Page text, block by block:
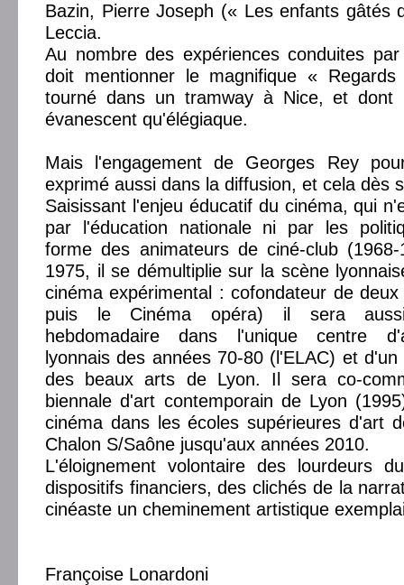
Bazin, Pierre Joseph (« Les enfants gâtés
Leccia.
Au nombre des expériences conduites
doit mentionner le magnifique «
tourné dans un tramway à Nice, et dont
évanescent qu'élégiaque.
Mais l'engagement de Georges Rey
exprimé aussi dans la diffusion, et cela dès
Saisissant l'enjeu éducatif du cinéma, qui
par l'éducation nationale ni par les
forme des animateurs de ciné-club
1975, il se démultiplie sur la scène
cinéma expérimental : cofondateur de
puis le Cinéma opéra) il sera aussi
hebdomadaire dans l'unique centre
lyonnais des années 70-80 (l'ELAC) et
des beaux arts de Lyon. Il sera co-
biennale d'art contemporain de Lyon
cinéma dans les écoles supérieures d'art
Chalon S/Saône jusqu'aux années 2010.
L'éloignement volontaire des lourdeurs
dispositifs financiers, des clichés de la
cinéaste un cheminement artistique
Françoise Lonardoni